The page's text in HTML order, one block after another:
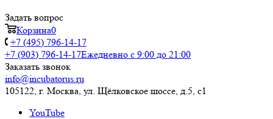
Задать вопрос
Корзина0
+7 (495) 796-14-17
+7 (903) 796-14-17Ежедневно с 9:00 до 21:00
Заказать звонок
info@incubatorus.ru
105122, г. Москва, ул. Щёлковское шоссе, д.5, с1
YouTube